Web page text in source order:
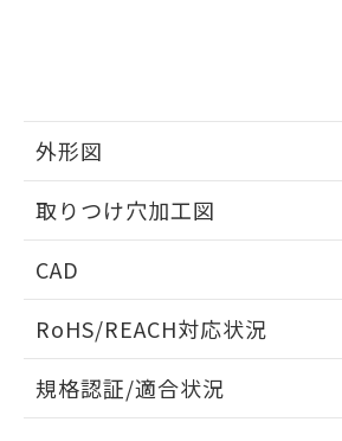
外形図
取りつけ穴加工図
CAD
ドすることができます。
ログイン/会員登録
RoHS/REACH対応状況
EU RoHS 注意事項・凡例
規格認証/適合状況
品・サービスに関するお
の共同利用に関して"
用者の範囲」に記載され
EU RoHS指令（10物質）の非
51物質の非含有証明書（当社基
※本証明書は発行日時点で非含
物質の対応では、対応完了まで
荷製品に未対応品が混在する
欄に対応日を記載しておりまし
既に当社にて対応品への在庫